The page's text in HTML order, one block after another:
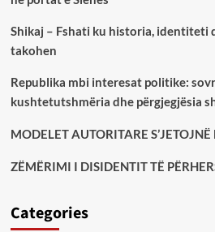
Shikaj – Fshati ku historia, identiteti
takohen
Republika mbi interesat politike:
kushtetutshmëria dhe përgjegjësia
MODELET AUTORITARE
ZËMËRIMI I DISIDENTIT TË
Categories